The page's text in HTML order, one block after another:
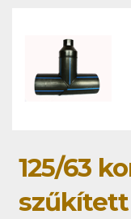
125/63
szűkített